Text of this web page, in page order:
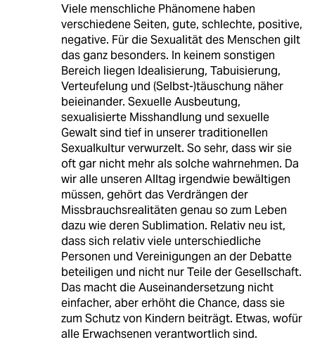
Viele menschliche Phänomene haben
verschiedene Seiten, gute, schlechte, positive,
negative. Für die Sexualität des Menschen gilt
das ganz besonders. In keinem sonstigen
Bereich liegen Idealisierung, Tabuisierung,
Verteufelung und (Selbst-)täuschung näher
beieinander. Sexuelle Ausbeutung,
sexualisierte Misshandlung und sexuelle
Gewalt sind tief in unserer traditionellen
Sexualkultur verwurzelt. So sehr, dass wir sie
oft gar nicht mehr als solche wahrnehmen. Da
wir alle unseren Alltag irgendwie bewältigen
müssen, gehört das Verdrängen der
Missbrauchsrealitäten genau so zum Leben
dazu wie deren Sublimation. Relativ neu ist,
dass sich relativ viele unterschiedliche
Personen und Vereinigungen an der Debatte
beteiligen und nicht nur Teile der Gesellschaft.
Das macht die Auseinandersetzung nicht
einfacher, aber erhöht die Chance, dass sie
zum Schutz von Kindern beiträgt. Etwas, wofür
alle Erwachsenen verantwortlich sind.